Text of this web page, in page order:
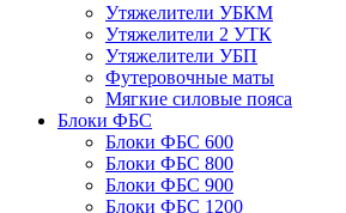
Утяжелители УБКМ
Утяжелители 2 УТК
Утяжелители УБП
Футеровочные маты
Мягкие силовые пояса
Блоки ФБС
Блоки ФБС 600
Блоки ФБС 800
Блоки ФБС 900
Блоки ФБС 1200